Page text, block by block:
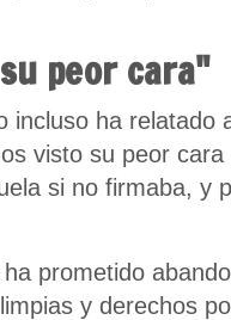
peor cara"
incluso ha relatado
visto su peor
si no firmaba, y
prometido
y derechos